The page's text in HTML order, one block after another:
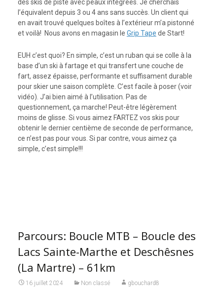
des skis de piste avec peaux intégrées. Je cherchais
l’équivalent depuis 3 ou 4 ans sans succès. Un client qui
en avait trouvé quelques boîtes à l’extérieur m’a pistonné
et voilà! Nous avons en magasin le Grip Tape de Start!
EUH c’est quoi? En simple, c’est un ruban qui se colle à la
base d’un ski à fartage et qui transfert une couche de
fart, assez épaisse, performante et suffisament durable
pour skier une saison complète. C’est facile à poser (voir
vidéo). J’ai bien aimé à l’utilisation. Pas de
questionnement, ça marche! Peut-être légèrement
moins de glisse. Si vous aimez FARTEZ vos skis pour
obtenir le dernier centième de seconde de performance,
ce n’est pas pour vous. Si par contre, vous aimez ça
simple, c’est simple!!!
Parcours: Boucle MTB – Boucle des
Lacs Sainte-Marthe et Deschêsnes
(La Martre) – 61km
16 juillet 2024 Non classé gbouchard8